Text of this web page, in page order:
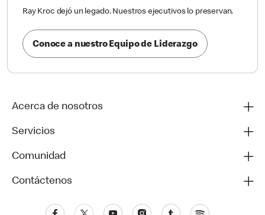
Ray Kroc dejó un legado. Nuestros ejecutivos lo preservan.
Conoce a nuestro Equipo de Liderazgo
Acerca de nosotros
Servicios
Comunidad
Contáctenos